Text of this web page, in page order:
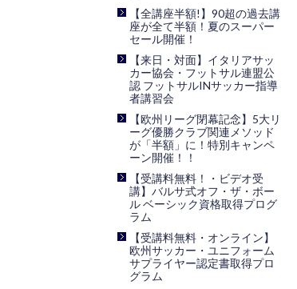
【全講座半額!】90超の過去講
座が全て半額！夏のスーパー
セール開催！
【来日・対面】イタリアサッ
カー協会・フットサル連盟公
認 フットサルINサッカー指導
者講習会
【欧州リーグ閉幕記念】5大リ
ーグ優勝クラブ関連メソッド
が「半額」に！特別キャンペ
ーン開催！！
【受講料無料！・ビデオ受
講】バルサ式オフ・ザ・ボー
ル ベーシック資格取得プログ
ラム
【受講料無料・オンライン】
欧州サッカー・ユニフォーム
サプライヤー認定書取得プロ
グラム